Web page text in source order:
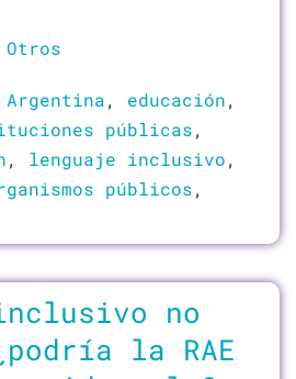
Otros
Argentina, educación,
públicas,
, lenguaje inclusivo,
públicos,
no
la RAE